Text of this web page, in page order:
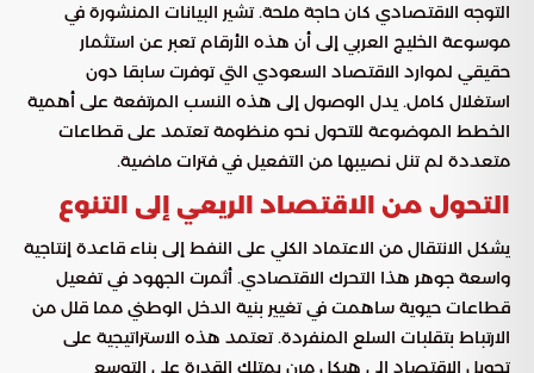
التوجه الاقتصادي كان حاجة ملحة. تشير البيانات المنشورة في
موسوعة الخليج العربي إلى أن هذه الأرقام تعبر عن استثمار
حقيقي لموارد الاقتصاد السعودي التي توفرت سابقا دون
استغلال كامل. يدل الوصول إلى هذه النسب المرتفعة على أهمية
الخطط الموضوعة للتحول نحو منظومة تعتمد على قطاعات
متعددة لم تنل نصيبها من التفعيل في فترات ماضية.
التحول من الاقتصاد الريعي إلى التنوع
يشكل الانتقال من الاعتماد الكلي على النفط إلى بناء قاعدة إنتاجية
واسعة جوهر هذا التحرك الاقتصادي. أثمرت الجهود في تفعيل
قطاعات حيوية ساهمت في تغيير بنية الدخل الوطني مما قلل من
الارتباط بتقلبات السلع المنفردة. تعتمد هذه الاستراتيجية على
تحويل الاقتصاد إلى هيكل مرن يمتلك القدرة على التوسع